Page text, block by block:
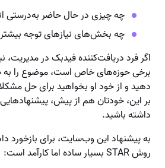
چه چیزی در حال حاضر به‌درستی
چه بخش‌های نیازهای توجه
اگر فرد دریافت‌کننده فیدبک در مدیریت،
برخی حوزه‌های خاص است، موضوع را به
دهید و از خود او بخواهید برای حل
بر این، خودتان هم از پیش،
داشته باشید.
به پیشنهاد این وب‌سایت، برای بازخورد
روش STAR بسیار ساده اما کارآمد است: